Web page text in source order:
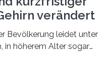
verändert
Bevölkerung leidet unter
in höherem Alter sogar
Schlafdefizit: